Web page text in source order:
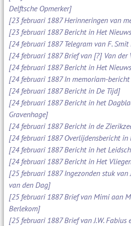
Delftsche Opmerker]
[23 februari 1887 Herinneringen van
[23 februari 1887 Bericht in Het
[24 februari 1887 Telegram van F.
[24 februari 1887 Brief van [?] Van der
[24 februari 1887 Bericht in Het
[24 februari 1887 In memoriam-
[24 februari 1887 Bericht in De Tijd]
[24 februari 1887 Bericht in het
Gravenhage]
[24 februari 1887 Bericht in de
[24 februari 1887 Overlijdensbericht in
[24 februari 1887 Bericht in het
[24 februari 1887 Bericht in Het
[25 februari 1887 Ingezonden stuk van
van den Dag]
[25 februari 1887 Brief van Mimi aan
Berlekom]
[25 februari 1887 Brief van J.W. Fabius